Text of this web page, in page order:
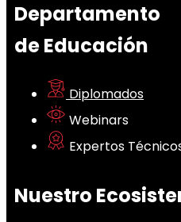
Departamento
de Educación
Diplomados
Webinars
Expertos
Nuestro